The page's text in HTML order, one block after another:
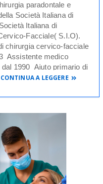
paradontale e
Società Italiana di
Italiana di
Facciale( S.I.O).
chirurgia cervico-facciale
Assistente medico
1990 Aiuto primario di
Facciale, dal 1990
e di chirurgia
Murruni comincia la
della pluridecennale
attenzione è
CONTINUA A LEGGERE